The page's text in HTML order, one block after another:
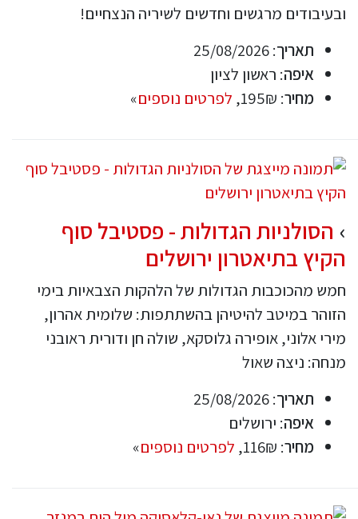
ובעיבודים מרגשים וחדשים לשיריה הנצחיים!
תאריך: 25/08/2026
איפה: ראשון לציון
מחיר: 195₪, לפרטים נוספים»
הסולניות הגדולות - פסטיבל סוף
הקיץ בתיאטרון ירושלים
חמש מהכוכבות הגדולות של הלהקות הצבאיות בימי
הזוהר במיטב להיטיהן בהשתתפות: שלומית אהרון,
מירי אלוני, אופירה גלוסקא, שולה חן ודורית ראובני
מנחה: ניצה שאול
תאריך: 25/08/2026
איפה: ירושלים
מחיר: 116₪, לפרטים נוספים»